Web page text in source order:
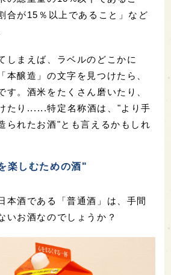
合が15％以上であること」など
しまえば、ラベルのどこかに
本醸造」の文字を見つけたら、
す。酒米をたくさん磨いたり、
たり......特定名称酒は、"より手
られたお酒"とも言えるかもしれ
楽しむための酒"
本酒である「普通酒」は、手間
いお酒なのでしょうか？